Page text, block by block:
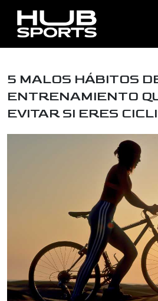
5 MALOS HÁBITOS
ENTRENAMIENTO
EVITAR SI ERES